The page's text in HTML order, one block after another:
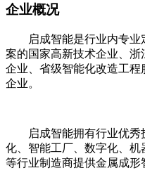
企业概况
启成智能是行业内专
案的国家高新技术企业、
企业、省级智能化改造工
企业。
启成智能拥有行业优
化、智能工厂、数字化、
等行业制造商提供金属成形